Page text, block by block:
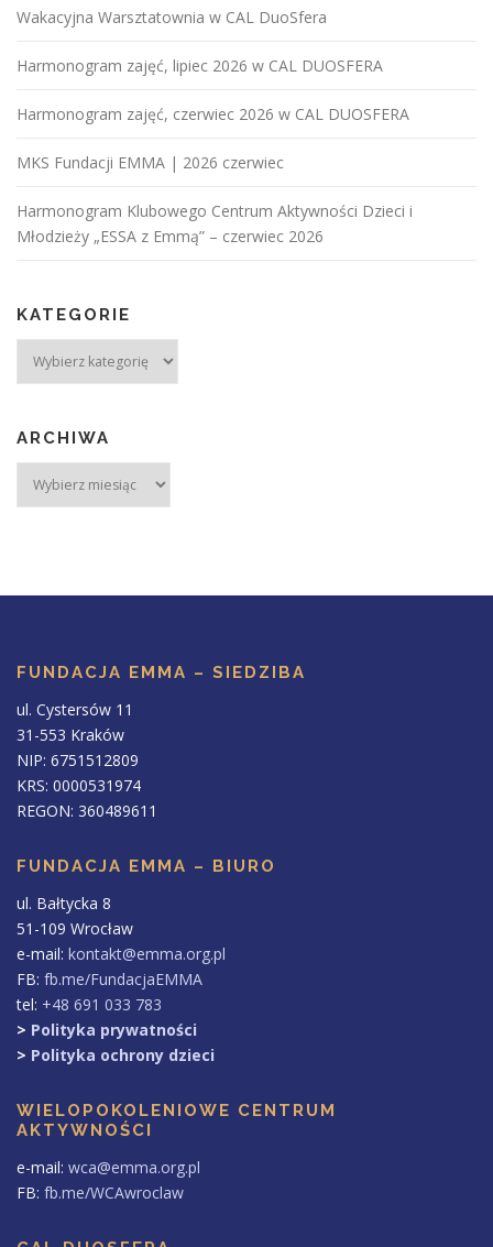
Wakacyjna Warsztatownia w CAL DuoSfera
Harmonogram zajęć, lipiec 2026 w CAL DUOSFERA
Harmonogram zajęć, czerwiec 2026 w CAL DUOSFERA
MKS Fundacji EMMA | 2026 czerwiec
Harmonogram Klubowego Centrum Aktywności Dzieci i
Młodzieży „ESSA z Emmą” – czerwiec 2026
KATEGORIE
ARCHIWA
FUNDACJA EMMA – SIEDZIBA
ul. Cystersów 11
31-553 Kraków
NIP: 6751512809
KRS: 0000531974
REGON: 360489611
FUNDACJA EMMA – BIURO
ul. Bałtycka 8
51-109 Wrocław
e-mail: kontakt@emma.org.pl
FB: fb.me/FundacjaEMMA
tel: +48 691 033 783
> Polityka prywatności
> Polityka ochrony dzieci
WIELOPOKOLENIOWE CENTRUM
AKTYWNOŚCI
e-mail: wca@emma.org.pl
FB: fb.me/WCAwroclaw